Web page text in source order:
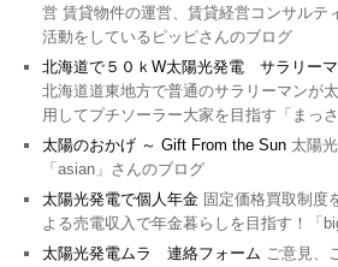
営 賃貸物件の運営、賃貸経営コンサルテ
活動をしているピッピさんのブログ
北海道で５０ｋW太陽光発電 サラリー
北海道道東地方で普通のサラリーマンが
用してプチソーラー大家を目指す「まっ
太陽のおかげ ～ Gift From the Sun 太陽
「asian」さんのブログ
太陽光発電で個人年金 固定価格買取制度
よる売電収入で年金暮らしを目指す！「
太陽光発電ムラ 連絡フォーム ご意見、